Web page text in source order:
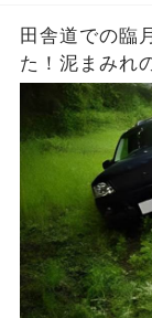
田舎道での臨
た！泥まみれ
てありがとう